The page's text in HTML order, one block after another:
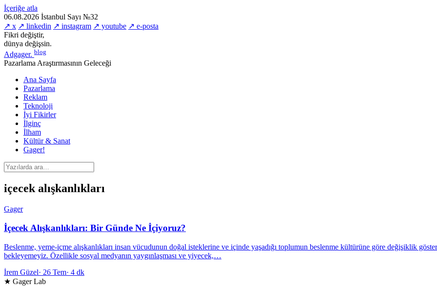
İçeriğe atla
06.08.2026 İstanbul Sayı №32
↗ x ↗ linkedin ↗ instagram ↗ youtube ↗ e-posta
Fikri değiştir,
dünya değişsin.
Adgager. blog
Pazarlama Araştırmasının Geleceği
Ana Sayfa
Pazarlama
Reklam
Teknoloji
İyi Fikirler
İlginç
İlham
Kültür & Sanat
Gager!
içecek alışkanlıkları
Gager
İçecek Alışkanlıkları: Bir Günde Ne İçiyoruz?
Beslenme, yeme-içme alışkanlıkları insan vücudunun doğal isteklerine ve içinde yaşadığı toplumun beslenme kültürüne göre değişiklik
bekleyemeyiz. Özellikle sosyal medyanın yaygınlaşması ve yiyecek,…
İrem Güzel· 26 Tem· 4 dk
★ Gager Lab